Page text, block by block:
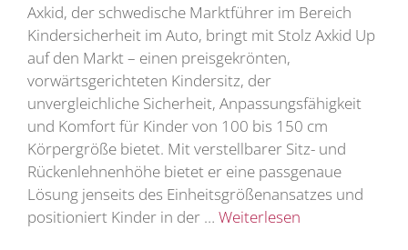
Axkid, der schwedische Marktführer im Bereich
Kindersicherheit im Auto, bringt mit Stolz Axkid Up
auf den Markt – einen preisgekrönten,
vorwärtsgerichteten Kindersitz, der
unvergleichliche Sicherheit, Anpassungsfähigkeit
und Komfort für Kinder von 100 bis 150 cm
Körpergröße bietet. Mit verstellbarer Sitz- und
Rückenlehnenhöhe bietet er eine passgenaue
Lösung jenseits des Einheitsgrößenansatzes und
positioniert Kinder in der … Weiterlesen